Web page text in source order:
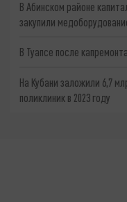
В Абинском районе
закупили
В Туапсе после
На Кубани заложили 6,7
поликлиник в 2023 году